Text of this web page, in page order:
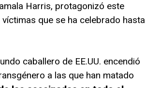
Harris, protagonizó este
que se ha celebrado hasta
caballero de EE.UU. encendió
a las que han matado